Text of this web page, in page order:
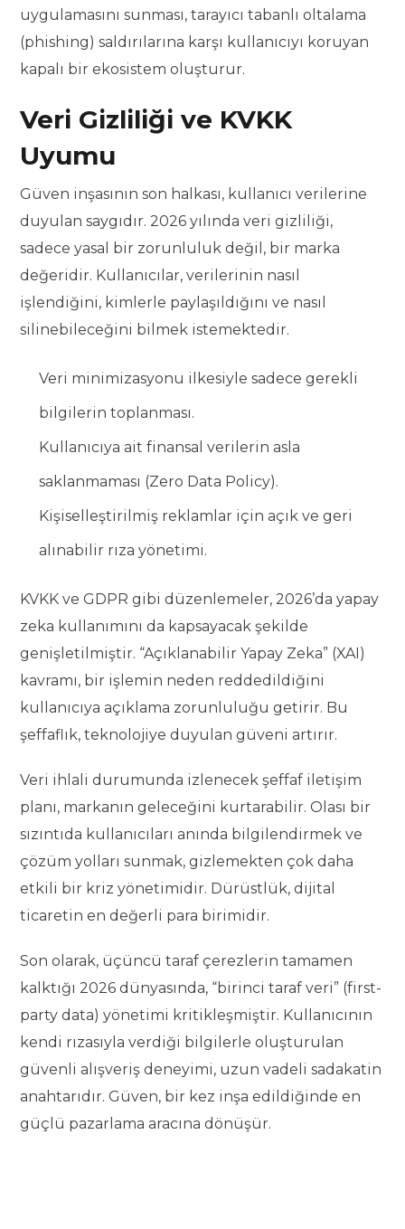
uygulamasını sunması, tarayıcı tabanlı oltalama
(phishing) saldırılarına karşı kullanıcıyı koruyan
kapalı bir ekosistem oluşturur.
Veri Gizliliği ve KVKK
Uyumu
Güven inşasının son halkası, kullanıcı verilerine
duyulan saygıdır. 2026 yılında veri gizliliği,
sadece yasal bir zorunluluk değil, bir marka
değeridir. Kullanıcılar, verilerinin nasıl
işlendiğini, kimlerle paylaşıldığını ve nasıl
silinebileceğini bilmek istemektedir.
Veri minimizasyonu ilkesiyle sadece gerekli
bilgilerin toplanması.
Kullanıcıya ait finansal verilerin asla
saklanmaması (Zero Data Policy).
Kişiselleştirilmiş reklamlar için açık ve geri
alınabilir rıza yönetimi.
KVKK ve GDPR gibi düzenlemeler, 2026’da yapay
zeka kullanımını da kapsayacak şekilde
genişletilmiştir. “Açıklanabilir Yapay Zeka” (XAI)
kavramı, bir işlemin neden reddedildiğini
kullanıcıya açıklama zorunluluğu getirir. Bu
şeffaflık, teknolojiye duyulan güveni artırır.
Veri ihlali durumunda izlenecek şeffaf iletişim
planı, markanın geleceğini kurtarabilir. Olası bir
sızıntıda kullanıcıları anında bilgilendirmek ve
çözüm yolları sunmak, gizlemekten çok daha
etkili bir kriz yönetimidir. Dürüstlük, dijital
ticaretin en değerli para birimidir.
Son olarak, üçüncü taraf çerezlerin tamamen
kalktığı 2026 dünyasında, “birinci taraf veri” (first-
party data) yönetimi kritikleşmiştir. Kullanıcının
kendi rızasıyla verdiği bilgilerle oluşturulan
güvenli alışveriş deneyimi, uzun vadeli sadakatin
anahtarıdır. Güven, bir kez inşa edildiğinde en
güçlü pazarlama aracına dönüşür.